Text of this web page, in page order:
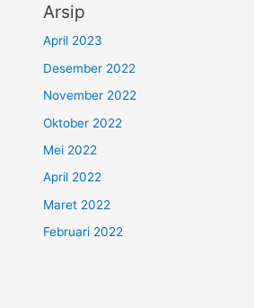
Arsip
April 2023
Desember 2022
November 2022
Oktober 2022
Mei 2022
April 2022
Maret 2022
Februari 2022